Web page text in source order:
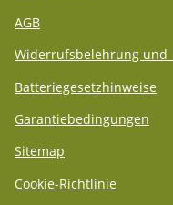
AGB
Widerrufsbelehrung und
Batteriegesetzhinweise
Garantiebedingungen
Sitemap
Cookie-Richtlinie